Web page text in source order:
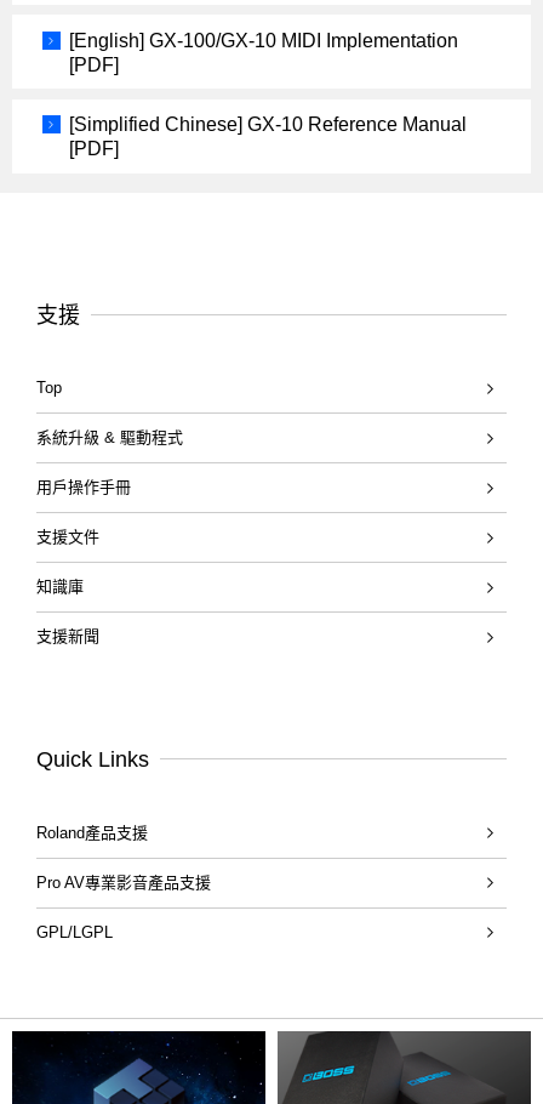
[English] GX-100/GX-10 MIDI Implementation
[PDF]
[Simplified Chinese] GX-10 Reference Manual
[PDF]
支援
Top
系統升級 & 驅動程式
用戶操作手冊
支援文件
知識庫
支援新聞
Quick Links
Roland產品支援
Pro AV專業影音產品支援
GPL/LGPL